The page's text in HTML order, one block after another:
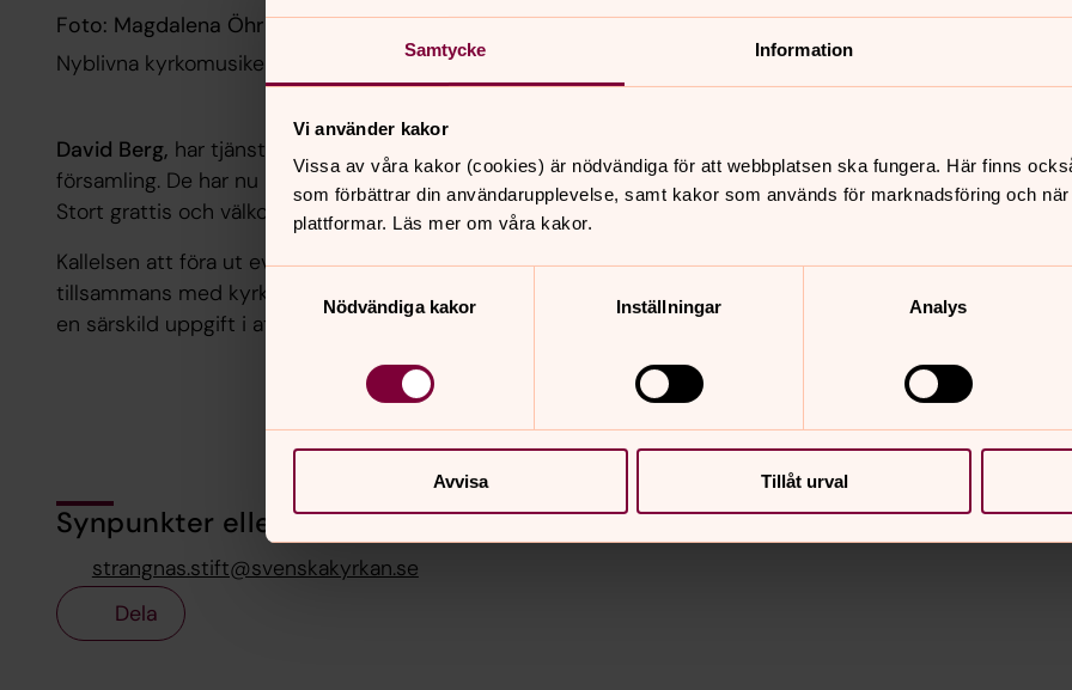
Samtycke Information
Vi använder kakor
Vissa av våra kakor (cookies) är nödvändiga för att webbplatsen ska fungera. Här finns
som förbättrar din användarupplevelse, samt kakor som används för marknadsföring och
plattformar. Läs mer om våra kakor.
Nödvändiga kakor
Inställningar Analys
Avvisa Tillåt urval
Foto: Magdalena Öhrling
Nyblivna kyrkomusiker
David Berg, har tjänst i Asker-Lännäs församling och
församling. De har nu båda tagit kantorsexamen.
Stort grattis och välkomna!
Kallelsen att föra ut evangelium är given åt hela Guds folk och här har kyrkomusiker
tillsammans med kyrkans övriga profilyrken; präster, diakoner och församlingspedagoger
en särskild uppgift i att bära kyrkans tro och liv.
Synpunkter eller frågor på sidans innehåll?
strangnas.stift@svenskakyrkan.se
Dela